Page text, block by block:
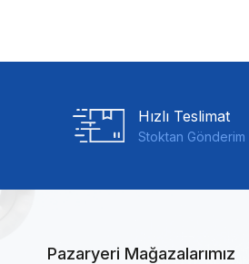
Hızlı Teslimat
Stoktan Gönderim
Pazaryeri Mağazalarımız